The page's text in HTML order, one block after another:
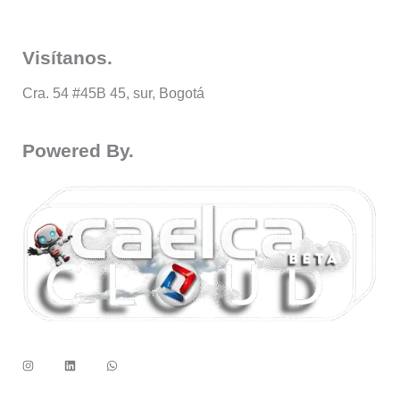
Visítanos.
Cra. 54 #45B 45, sur, Bogotá
Powered By.